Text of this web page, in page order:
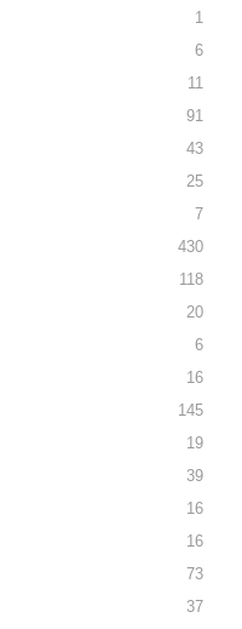
1
6
11
91
43
25
7
430
118
20
6
16
145
19
39
16
16
73
37